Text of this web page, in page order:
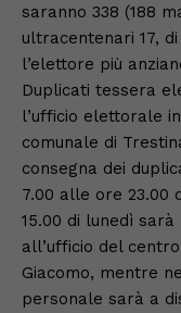
saranno 338 (188
ultracentenari 17,
l’elettore più
Duplicati tessera
l’ufficio elettorale
comunale di
consegna dei
7.00 alle ore 23.00
15.00 di lunedì
all’ufficio del
Giacomo, mentre
personale sarà a